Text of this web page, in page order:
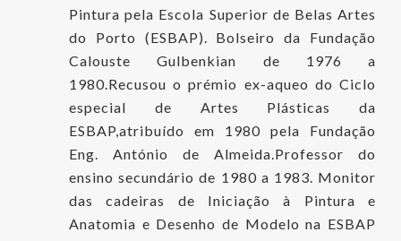
Pintura pela Escola Superior de Belas Artes
do Porto (ESBAP). Bolseiro da Fundação
Calouste Gulbenkian de 1976 a
1980.Recusou o prémio ex-aqueo do Ciclo
especial de Artes Plásticas da
ESBAP,atribuído em 1980 pela Fundação
Eng. António de Almeida.Professor do
ensino secundário de 1980 a 1983. Monitor
das cadeiras de Iniciação à Pintura e
Anatomia e Desenho de Modelo na ESBAP